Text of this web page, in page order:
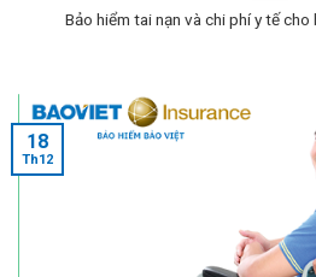
Bảo hiểm tai nạn và chi phí y tế cho
18
Th12